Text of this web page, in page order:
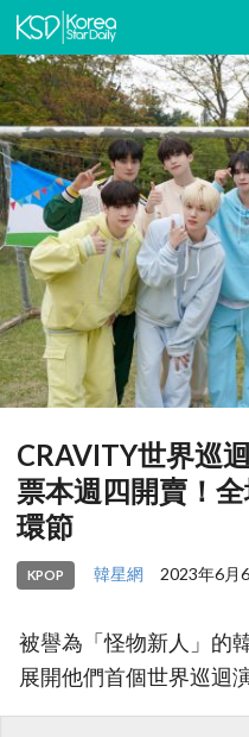
CRAVITY世界巡
票本週四開賣！
環節
KPOP 韓星網 2023年6月
被譽為「怪物新人」的
展開他們首個世界巡迴